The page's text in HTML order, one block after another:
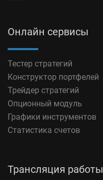
Онлайн сервисы
Тестер стратегий
Конструктор портфелей
Трейдер стратегий
Опционный модуль
Графики инструментов
Статистика счетов
Трансляция работы